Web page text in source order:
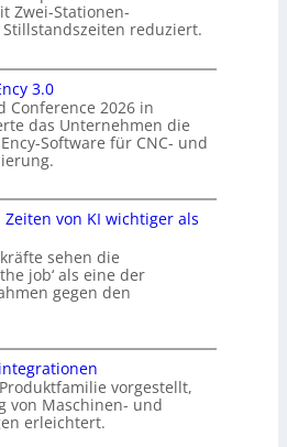
Zwei-Stationen-
reduziert.
3.0
Conference 2026 in
das Unternehmen die
Software für CNC- und
von KI wichtiger als
sehen die
job‘ als eine der
gegen den
vorgestellt,
von Maschinen- und
erleichtert.